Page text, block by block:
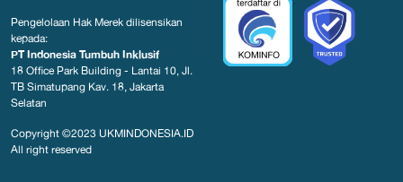
Pengelolaan Hak Merek dilisensikan
kepada:
PT Indonesia Tumbuh Inklusif
18 Office Park Building - Lantai 10, Jl.
TB Simatupang Kav. 18, Jakarta
Selatan
Copyright ©2023 UKMINDONESIA.ID
All right reserved